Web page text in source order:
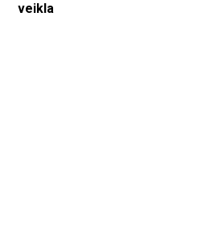
veikla